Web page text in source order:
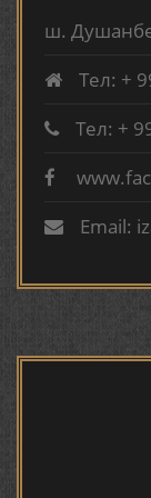
Сайри
ВАСФИ
ВОЖАҲОИ
ТАСАВВУРИ
ш.
Тел: +
Тел: +
Email: